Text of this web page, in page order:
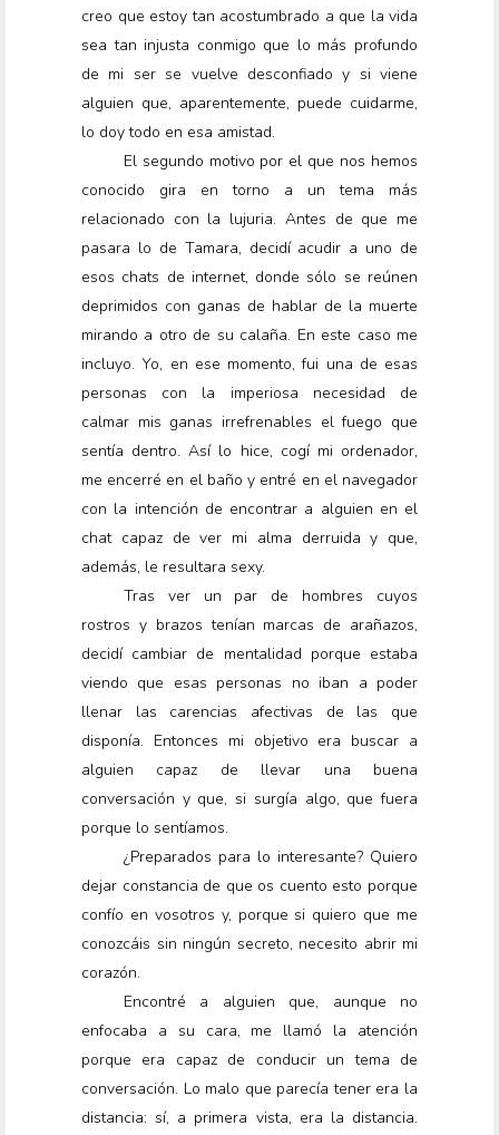
creo que estoy tan acostumbrado a que la vida
sea tan injusta conmigo que lo más profundo
de mi ser se vuelve desconfiado y si viene
alguien que, aparentemente, puede cuidarme,
lo doy todo en esa amistad.
El segundo motivo por el que nos hemos
conocido gira en torno a un tema más
relacionado con la lujuria. Antes de que me
pasara lo de Tamara, decidí acudir a uno de
esos chats de internet, donde sólo se reúnen
deprimidos con ganas de hablar de la muerte
mirando a otro de su calaña. En este caso me
incluyo. Yo, en ese momento, fui una de esas
personas con la imperiosa necesidad de
calmar mis ganas irrefrenables el fuego que
sentía dentro. Así lo hice, cogí mi ordenador,
me encerré en el baño y entré en el navegador
con la intención de encontrar a alguien en el
chat capaz de ver mi alma derruida y que,
además, le resultara sexy.
Tras ver un par de hombres cuyos
rostros y brazos tenían marcas de arañazos,
decidí cambiar de mentalidad porque estaba
viendo que esas personas no iban a poder
llenar las carencias afectivas de las que
disponía. Entonces mi objetivo era buscar a
alguien capaz de llevar una buena
conversación y que, si surgía algo, que fuera
porque lo sentíamos.
¿Preparados para lo interesante? Quiero
dejar constancia de que os cuento esto porque
confío en vosotros y, porque si quiero que me
conozcáis sin ningún secreto, necesito abrir mi
corazón.
Encontré a alguien que, aunque no
enfocaba a su cara, me llamó la atención
porque era capaz de conducir un tema de
conversación. Lo malo que parecía tener era la
distancia: sí, a primera vista, era la distancia.